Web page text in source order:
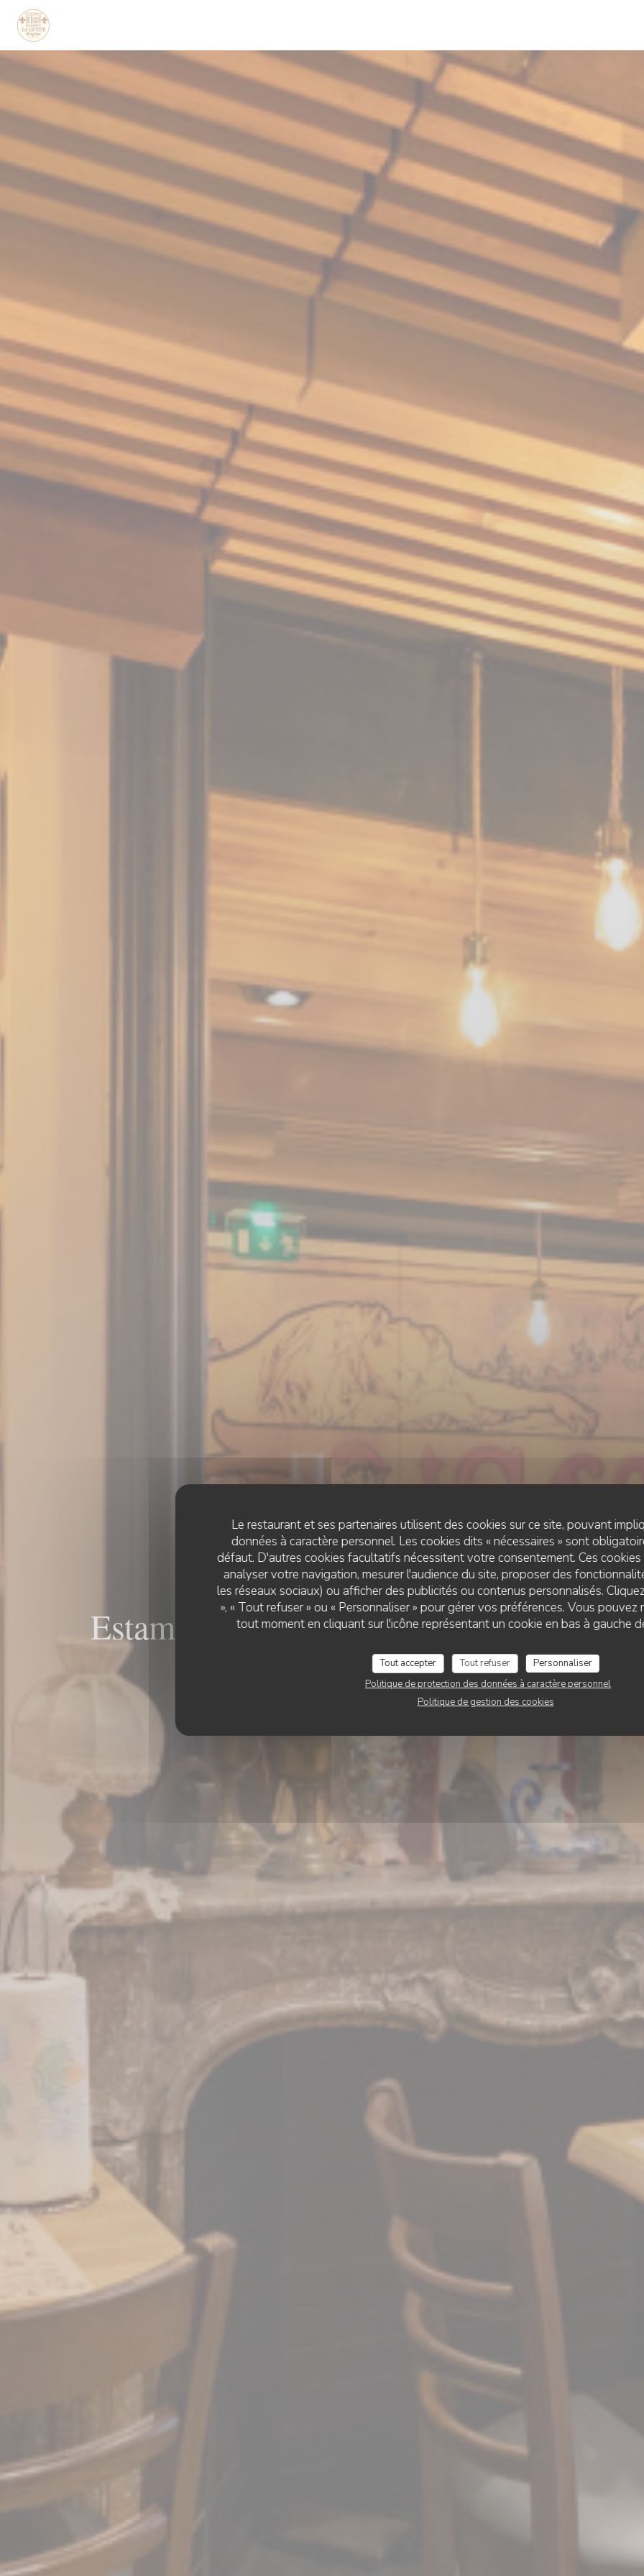
Personnalisation de vos choix en matière de cookies
Le restaurant et ses partenaires utilisent des cookies sur ce site, pouvant
données à caractère personnel. Les cookies dits « nécessaires » sont
défaut. D'autres cookies facultatifs nécessitent votre consentement. Ces
analyser votre navigation, mesurer l'audience du site, proposer des
les réseaux sociaux) ou afficher des publicités ou contenus personnalisés.
», « Tout refuser » ou « Personnaliser » pour gérer vos préférences. Vous
tout moment en cliquant sur l'icône représentant un cookie en bas à gauche
Tout accepter Tout refuser
Personnaliser
Politique de protection des données à caractère personnel
Politique de gestion des cookies
ESTAMINET FLAMAND• LILLE
Estaminet La CH’TITE Brigitte rue
RÉSERVER